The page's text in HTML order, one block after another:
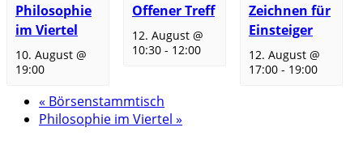
Philosophie
im Viertel
10. August @
19:00
Offener Treff
12. August @
10:30- 12:00
Zeichnen für
Einsteiger
12. August @
17:00- 19:00
« Börsenstammtisch
Philosophie im Viertel »